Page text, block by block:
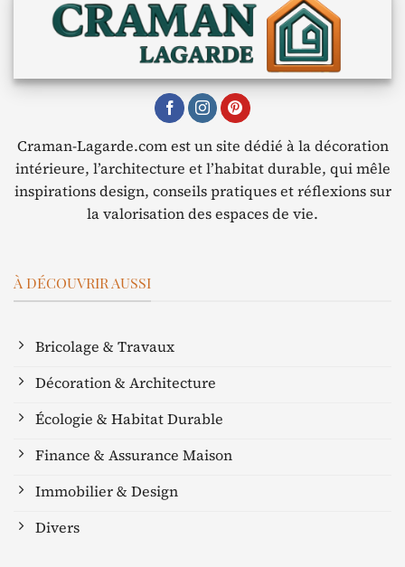
Craman-Lagarde.com est un site dédié à la décoration
intérieure, l’architecture et l’habitat durable, qui mêle
inspirations design, conseils pratiques et réflexions sur
la valorisation des espaces de vie.
À DÉCOUVRIR AUSSI
Bricolage & Travaux
Décoration & Architecture
Écologie & Habitat Durable
Finance & Assurance Maison
Immobilier & Design
Divers